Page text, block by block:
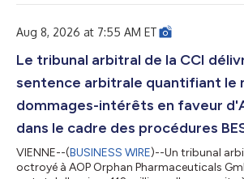
PharmaEssentia auf ca. 82 Mio. EUR. Zudem
Aug 8, 2026 at 7:55 AM ET
Le tribunal arbitral de la CCI
sentence arbitrale quantifiant le
dommages-intérêts en faveur
dans le cadre des procédures
VIENNE--(BUSINESS WIRE)--Un tribunal
octroyé à AOP Orphan Pharmaceuticals